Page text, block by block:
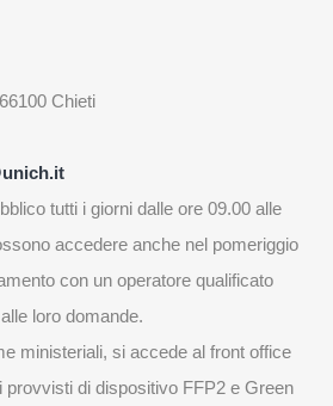
Chieti
tutti i giorni dalle ore 09.00 alle
accedere anche nel pomeriggio
con un operatore qualificato
loro domande.
ministeriali, si accede al front office
provvisti di dispositivo FFP2 e Green